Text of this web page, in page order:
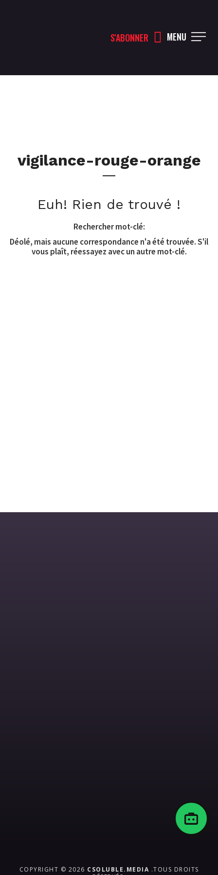
S'ABONNER MENU
vigilance-rouge-orange
Euh! Rien de trouvé !
Rechercher mot-clé:
Déolé, mais aucune correspondance n'a été trouvée. S'il
vous plaît, réessayez avec un autre mot-clé.
COPYRIGHT © 2026 CSOLUBLE.MEDIA .TOUS DROITS